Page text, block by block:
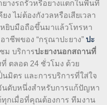
างรถรั่วหรือยางแตกในพื้นที่
ง ไม่ต้องกังวลหรือเสียเวลา
ยิบมือถือขึ้นมาแล้วโทรหา
าชีพของ “กรุณาปะยาง” ปะ
ม บริการปะยางนอกสถานที่
ตลอด 24 ชั่วโมง ด้วย
มิตร และการบริการที่ใส่ใจ
นดับหนึ่งสำหรับการแก้ปัญหา
ทุกเมื่อที่คุณต้องการ ทีมงาน